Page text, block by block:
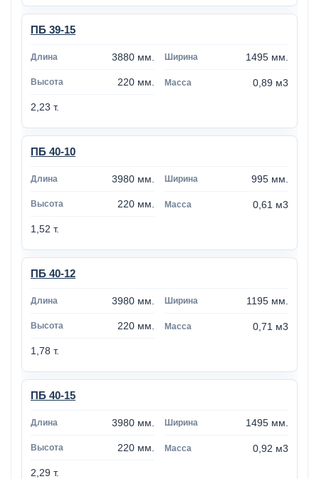
ПБ 39-15
3880 мм. 1495 мм.
220 мм. 0,89 м3
2,23 т.
ПБ 40-10
3980 мм. 995 мм.
220 мм. 0,61 м3
1,52 т.
ПБ 40-12
3980 мм. 1195 мм.
220 мм. 0,71 м3
1,78 т.
ПБ 40-15
3980 мм. 1495 мм.
220 мм. 0,92 м3
2,29 т.